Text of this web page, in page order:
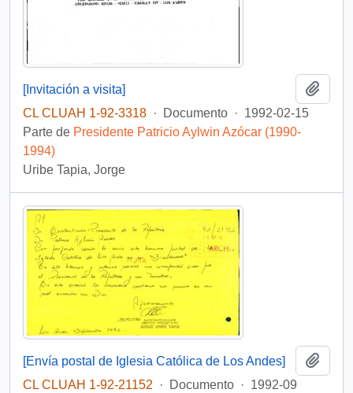
[Invitación a visita]
CL CLUAH 1-92-3318 · Documento · 1992-02-15
Parte de Presidente Patricio Aylwin Azócar (1990-
1994)
Uribe Tapia, Jorge
[Envía postal de Iglesia Católica de Los Andes]
CL CLUAH 1-92-21152
· Documento · 1992-09